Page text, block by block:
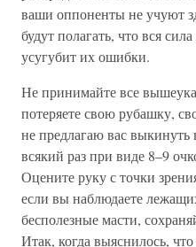
ваши оппоненты не учуют
будут полагать, что вся
усугубит их ошибки.
Не принимайте все
потеряете свою рубашку,
не предлагаю вас
всякий раз при виде 8–9
Оцените руку с точки
если вы наблюдаете
бесполезные масти,
Итак, когда выяснилось,